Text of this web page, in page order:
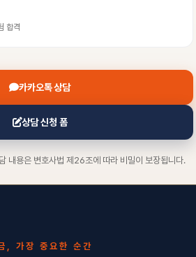
합격
카카오톡 상담
상담 신청 폼
내용은 변호사법 제26조에 따라 비밀이 보장됩니다.
, 가장 중요한 순간